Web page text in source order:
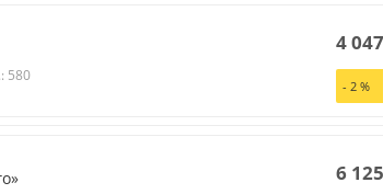
580
4
- 2%
6